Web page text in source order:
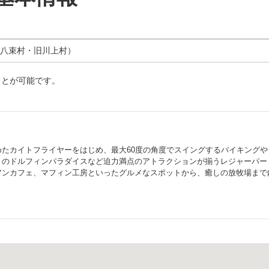
束村・旧川上村）
が可能です。
カイトフライヤーをはじめ、最大60度の角度でスイングするバイキング
ドルフィンパラダイスなど迫力満点のアトラクションが揃うレジャーパー
カフェ、マフィン工房といったグルメなスポットから、癒しの放牧場まで